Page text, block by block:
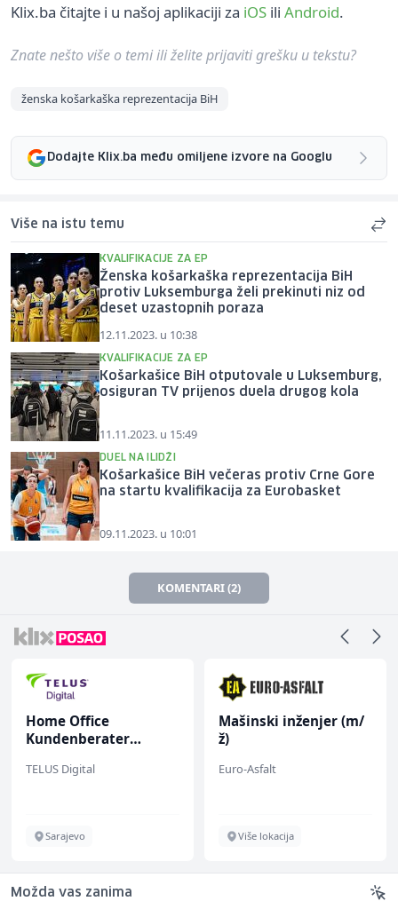
Klix.ba čitajte i u našoj aplikaciji za iOS ili Android.
Znate nešto više o temi ili želite prijaviti grešku u tekstu?
ženska košarkaška reprezentacija BiH
Dodajte Klix.ba među omiljene izvore na Googlu
Više na istu temu
KVALIFIKACIJE ZA EP
Ženska košarkaška reprezentacija BiH
protiv Luksemburga želi prekinuti niz od
deset uzastopnih poraza
12.11.2023. u 10:38
KVALIFIKACIJE ZA EP
Košarkašice BiH otputovale u Luksemburg,
osiguran TV prijenos duela drugog kola
11.11.2023. u 15:49
DUEL NA ILIDŽI
Košarkašice BiH večeras protiv Crne Gore
na startu kvalifikacija za Eurobasket
09.11.2023. u 10:01
KOMENTARI (2)
Home Office
Kundenberater
renommiertes
TELUS Digital
Sarajevo
Mašinski inženjer (m/
ž)
Euro-Asfalt
Više lokacija
Možda vas zanima